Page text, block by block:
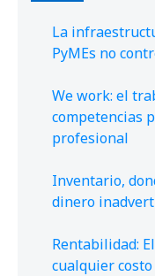
La
PyMEs no
We work: el
competencias
profesional
Inventario,
dinero
Rentabilidad:
cualquier costo